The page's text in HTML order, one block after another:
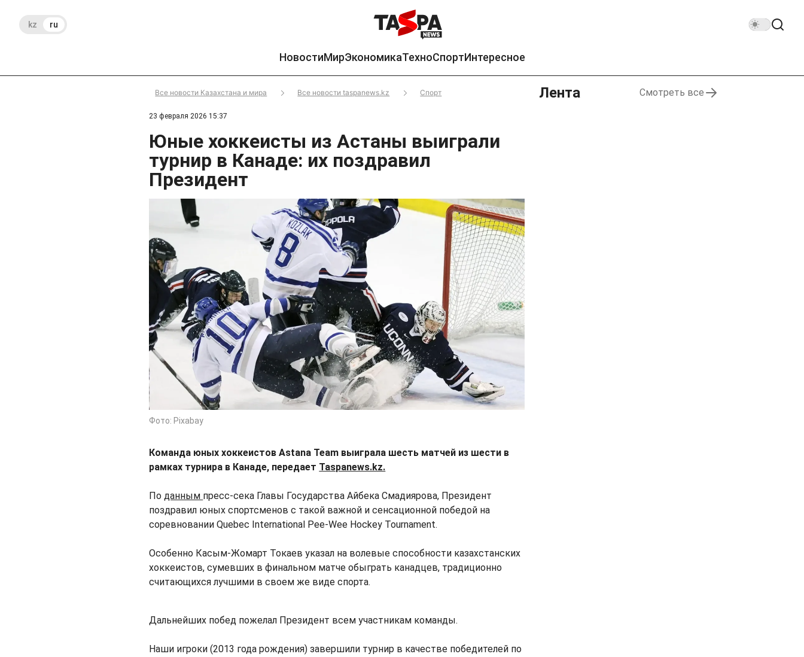
kz ru
НовостиМирЭкономикаТехноСпортИнтересное
Все новости Казахстана и мира Все новости taspanews.kz Спорт
23 февраля 2026 15:37
Юные хоккеисты из Астаны выиграли
турнир в Канаде: их поздравил
Президент
Фото: Pixabay
Команда юных хоккеистов Astana Team выиграла шесть матчей из шести в
рамках турнира в Канаде, передает Taspanews.kz.
Поданным пресс-сека Главы Государства Айбека Смадиярова, Президент
поздравил юных спортсменов с такой важной и сенсационной победой на
соревновании Quebec International Pee-Wee Hockey Tournament.
Особенно Касым-Жомарт Токаев указал на волевые способности казахстанских
хоккеистов, сумевших в финальном матче обыграть канадцев, традиционно
считающихся лучшими в своем же виде спорта.
Дальнейших побед пожелал Президент всем участникам команды.
Наши игроки (2013 года рождения) завершили турнир в качестве победителей по
Лента Смотреть все